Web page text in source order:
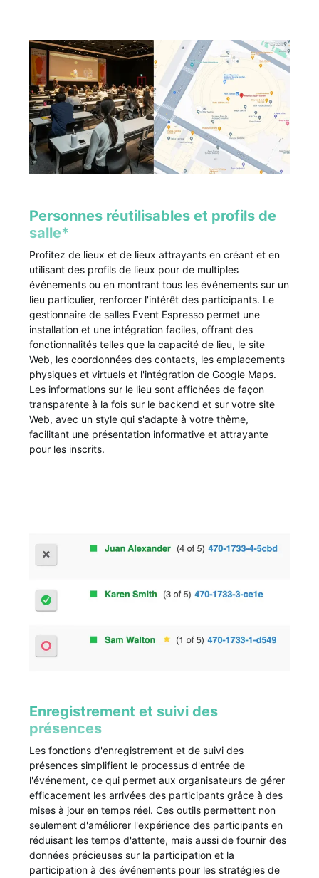
Personnes réutilisables et profils de
salle*
Profitez de lieux et de lieux attrayants en créant et en
utilisant des profils de lieux pour de multiples
événements ou en montrant tous les événements sur un
lieu particulier, renforcer l'intérêt des participants. Le
gestionnaire de salles Event Espresso permet une
installation et une intégration faciles, offrant des
fonctionnalités telles que la capacité de lieu, le site
Web, les coordonnées des contacts, les emplacements
physiques et virtuels et l'intégration de Google Maps.
Les informations sur le lieu sont affichées de façon
transparente à la fois sur le backend et sur votre site
Web, avec un style qui s'adapte à votre thème,
facilitant une présentation informative et attrayante
pour les inscrits.
Enregistrement et suivi des
présences
Les fonctions d'enregistrement et de suivi des
présences simplifient le processus d'entrée de
l'événement, ce qui permet aux organisateurs de gérer
efficacement les arrivées des participants grâce à des
mises à jour en temps réel. Ces outils permettent non
seulement d'améliorer l'expérience des participants en
réduisant les temps d'attente, mais aussi de fournir des
données précieuses sur la participation et la
participation à des événements pour les stratégies de